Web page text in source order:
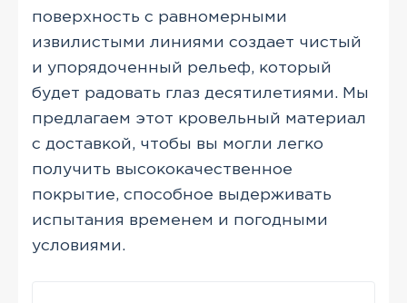
поверхность с равномерными
извилистыми линиями создает чистый
и упорядоченный рельеф, который
будет радовать глаз десятилетиями. Мы
предлагаем этот кровельный материал
с доставкой, чтобы вы могли легко
получить высококачественное
покрытие, способное выдерживать
испытания временем и погодными
условиями.